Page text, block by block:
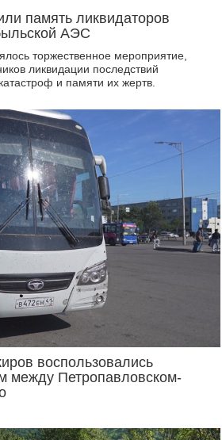
память ликвидаторов
АЭС
торжественное мероприятие,
ликвидации последствий
и памяти их жертв.
воспользовались
между Петропавловском-